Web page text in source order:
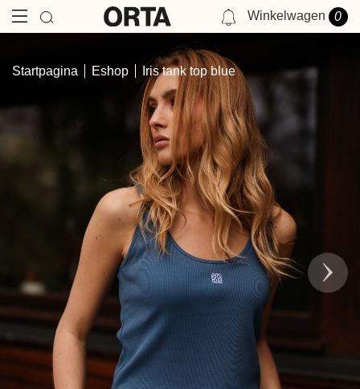
JE HEBT GEEN MELDING OP DIT MOMENT.
Winkelwagen 0
Startpagina Eshop Iris tank top blue